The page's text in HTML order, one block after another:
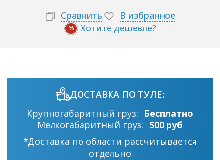
Сравнить В избранное
% Хотите дешевле?
ДОСТАВКА ПО ТУЛЕ:
Крупногабаритный груз:
Бесплатно
Мелкогабаритный груз: 500 руб
*Доставка по области рассчитывается
отдельно